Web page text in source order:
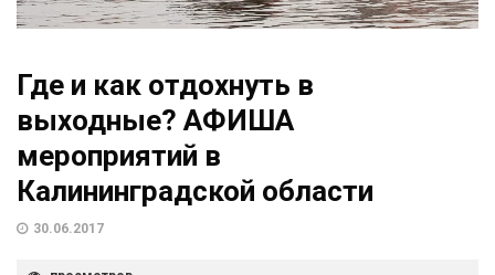
Где и как отдохнуть в
выходные? АФИША
мероприятий в
Калининградской области
30.06.2017